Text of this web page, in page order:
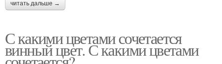
читать дальше →
С какими цветами сочетается
винный цвет. С какими цветами